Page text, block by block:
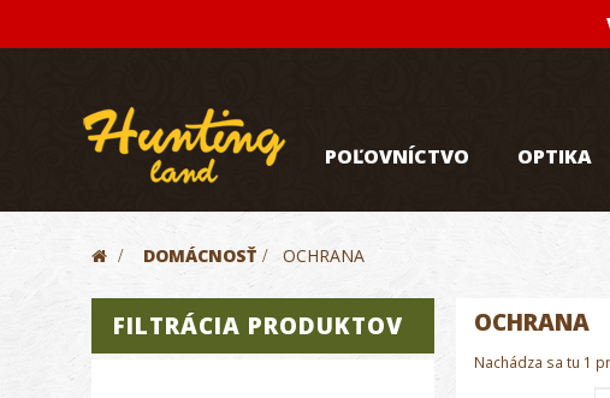
POĽOVNÍCTVO OPTIKA
> DOMÁCNOSŤ > OCHRANA
FILTRÁCIA PRODUKTOV OCHRANA
Nachádza sa tu 1